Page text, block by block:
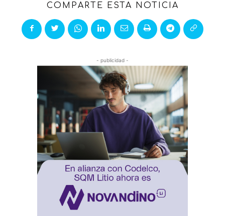
COMPARTE ESTA NOTICIA
- publicidad -